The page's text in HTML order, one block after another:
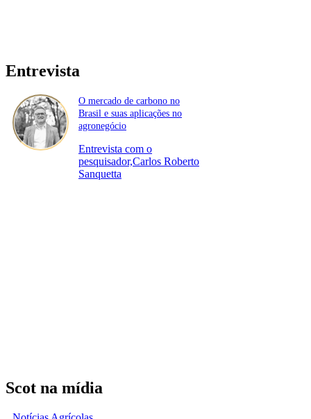
Entrevista
O mercado de carbono no
Brasil e suas aplicações no
agronegócio
Entrevista com o
pesquisador,Carlos Roberto
Sanquetta
Scot na mídia